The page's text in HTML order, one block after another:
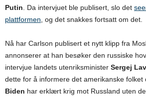
Putin . Da intervjuet ble publisert, slo det
plattformen , og det snakkes fortsatt om det.
Nå har Carlson publisert et nytt klipp fra
annonserer at han besøker den russiske
intervjue landets utenriksminister Sergej
dette for å informere det amerikanske folket
Biden har erklært krig mot Russland uten